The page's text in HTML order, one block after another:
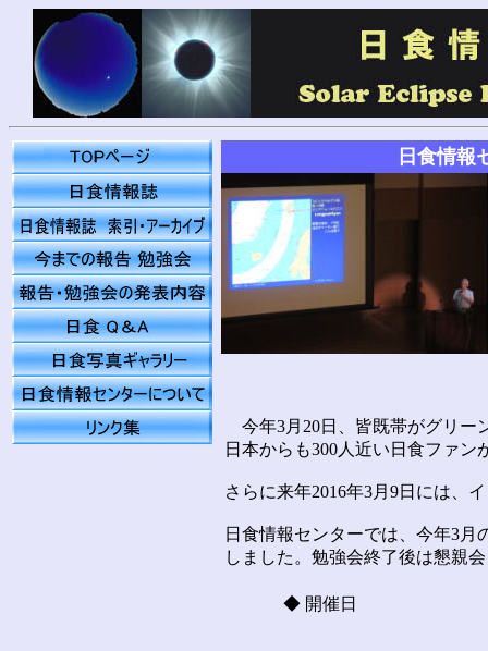
日食情
今年3月20日、皆既帯がグリー
日本からも300人近い日食ファ
さらに来年2016年3月9日には、
日食情報センターでは、今年3
しました。勉強会終了後は懇親
◆ 開催日